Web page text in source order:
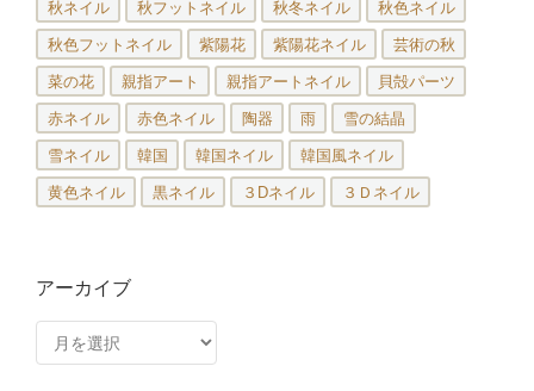
秋ネイル 秋フットネイル 秋冬ネイル 秋色ネイル
秋色フットネイル 紫陽花 紫陽花ネイル 芸術の秋
菜の花 親指アート 親指アートネイル 貝殻パーツ
赤ネイル 赤色ネイル 陶器 雨 雪の結晶
雪ネイル 韓国 韓国ネイル 韓国風ネイル
黄色ネイル 黒ネイル ３Dネイル ３Ｄネイル
アーカイブ
ー